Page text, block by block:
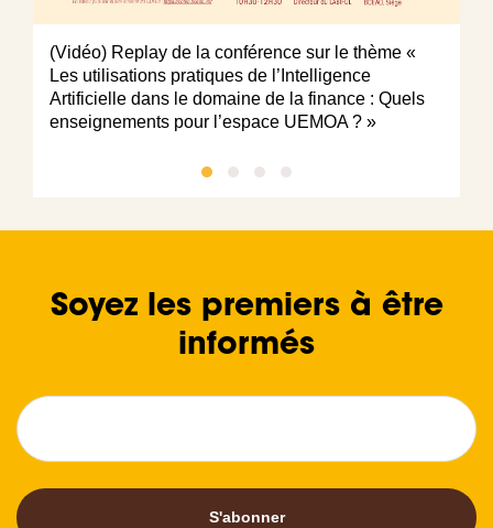
(Vidéo) Replay de la conférence sur le thème «
Les utilisations pratiques de l’Intelligence
Artificielle dans le domaine de la finance : Quels
enseignements pour l’espace UEMOA ? »
Soyez les premiers à être
informés
S'abonner